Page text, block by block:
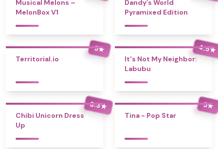
Musical Melons –
MelonBox V1
Dandy’s World
Pyramixed Edition
5★
Territorial.io
4.5★
It's Not My Neighbor:
Labubu
3.3★
Chibi Unicorn Dress
Up
5★
Tina - Pop Star